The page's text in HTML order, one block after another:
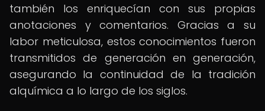
también los enriquecían con sus propias
anotaciones y comentarios. Gracias a su
labor meticulosa, estos conocimientos fueron
transmitidos de generación en generación,
asegurando la continuidad de la tradición
alquímica a lo largo de los siglos.